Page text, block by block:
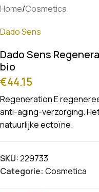
Home/Cosmetica
Dado Sens
Dado Sens
bio
€44.15
Regeneration E
anti-aging-verzorging.
natuurlijke ectoïne.
SKU:229733
Categorie: Cosmetica